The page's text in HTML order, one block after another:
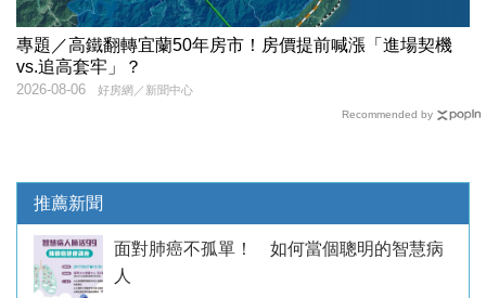
專題／高鐵翻轉宜蘭50年房市！房價提前喊漲「進場契機
vs.追高套牢」？
好房網／新聞中心
2026-08-06
Recommended by
推薦新聞
面對肺癌不孤單！ 如何當個聰明的智慧病
人